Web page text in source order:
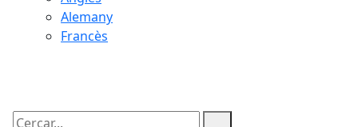
Alemany
Francès